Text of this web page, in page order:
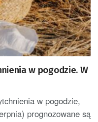
w pogodzie. W
w pogodzie,
prognozowane są